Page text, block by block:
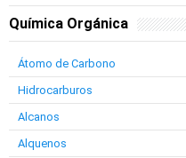
Química Orgánica
Átomo de Carbono
Hidrocarburos
Alcanos
Alquenos